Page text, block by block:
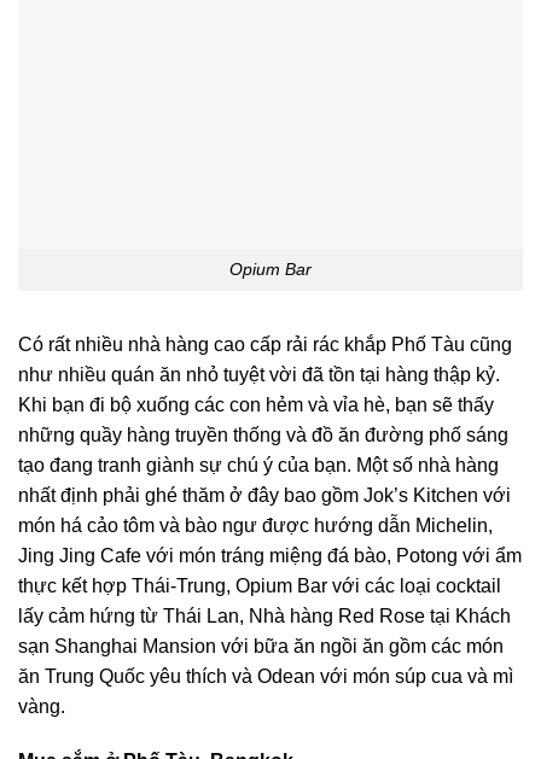
Opium Bar
Có rất nhiều nhà hàng cao cấp rải rác khắp Phố Tàu cũng
như nhiều quán ăn nhỏ tuyệt vời đã tồn tại hàng thập kỷ.
Khi bạn đi bộ xuống các con hẻm và vỉa hè, bạn sẽ thấy
những quầy hàng truyền thống và đồ ăn đường phố sáng
tạo đang tranh giành sự chú ý của bạn. Một số nhà hàng
nhất định phải ghé thăm ở đây bao gồm Jok’s Kitchen với
món há cảo tôm và bào ngư được hướng dẫn Michelin,
Jing Jing Cafe với món tráng miệng đá bào, Potong với ẩm
thực kết hợp Thái-Trung, Opium Bar với các loại cocktail
lấy cảm hứng từ Thái Lan, Nhà hàng Red Rose tại Khách
sạn Shanghai Mansion với bữa ăn ngồi ăn gồm các món
ăn Trung Quốc yêu thích và Odean với món súp cua và mì
vàng.